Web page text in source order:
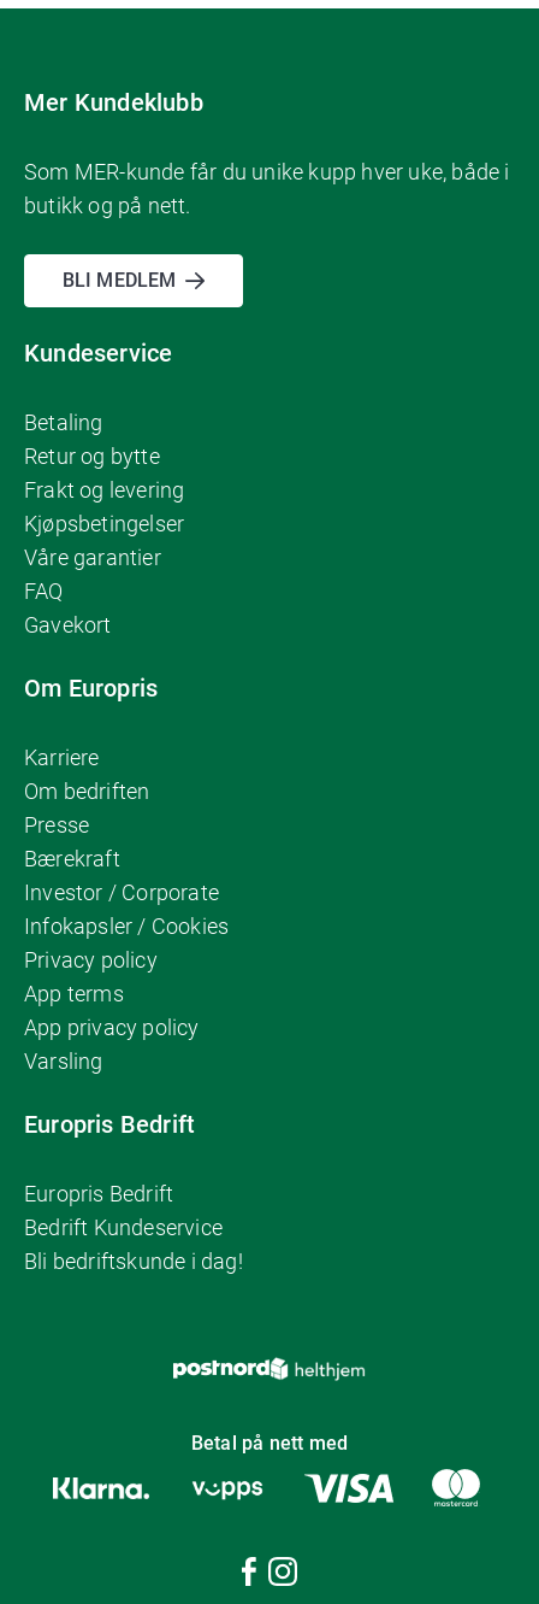
Mer Kundeklubb
Som MER-kunde får du unike kupp hver uke, både i
butikk og på nett.
BLI MEDLEM
Kundeservice
Betaling
Retur og bytte
Frakt og levering
Kjøpsbetingelser
Våre garantier
FAQ
Gavekort
Om Europris
Karriere
Om bedriften
Presse
Bærekraft
Investor / Corporate
Infokapsler / Cookies
Privacy policy
App terms
App privacy policy
Varsling
Europris Bedrift
Europris Bedrift
Bedrift Kundeservice
Bli bedriftskunde i dag!
Betal på nett med